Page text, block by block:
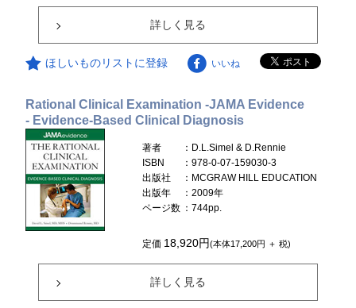
詳しく見る
ほしいものリストに登録 いいね
Rational Clinical Examination -JAMA Evidence
- Evidence-Based Clinical Diagnosis
著者
：D.L.Simel & D.Rennie
ISBN
：978-0-07-159030-3
出版社
：MCGRAW HILL EDUCATION
出版年
：2009年
ページ数 ：744pp.
定価 18,920円(本体17,200円 ＋ 税)
詳しく見る